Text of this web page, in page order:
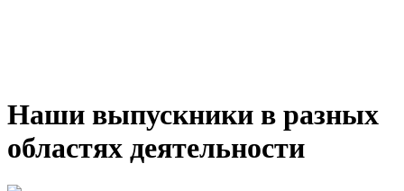
Наши выпускники в разных
областях деятельности